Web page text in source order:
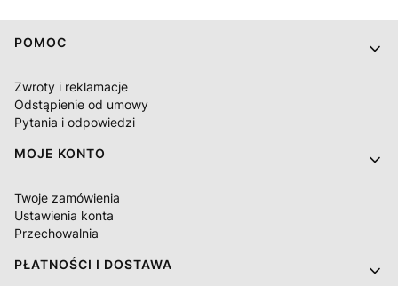
Linki w stopce
POMOC
Zwroty i reklamacje
Odstąpienie od umowy
Pytania i odpowiedzi
MOJE KONTO
Twoje zamówienia
Ustawienia konta
Przechowalnia
PŁATNOŚCI I DOSTAWA